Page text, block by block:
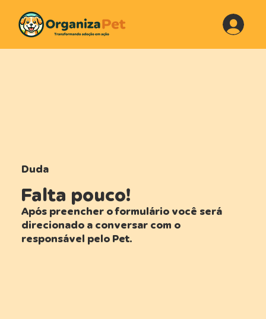
Duda
Falta pouco!
Após preencher o formulário você será
direcionado a conversar com o
responsável pelo Pet.